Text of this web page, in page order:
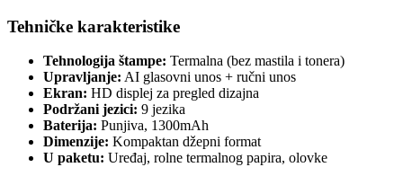
Tehničke karakteristike
Tehnologija štampe: Termalna (bez mastila i tonera)
Upravljanje: AI glasovni unos + ručni unos
Ekran: HD displej za pregled dizajna
Podržani jezici: 9 jezika
Baterija: Punjiva, 1300mAh
Dimenzije: Kompaktan džepni format
U paketu: Uređaj, rolne termalnog papira, olovke